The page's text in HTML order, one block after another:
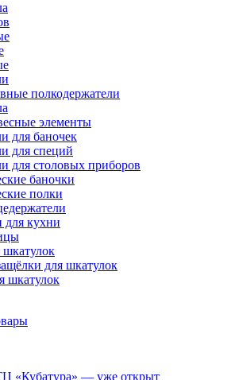
полкодержатели
элементы
для баночек
для специй
для столовых приборов
баночки
полки
для кухни
для шкатулок
шкатулок